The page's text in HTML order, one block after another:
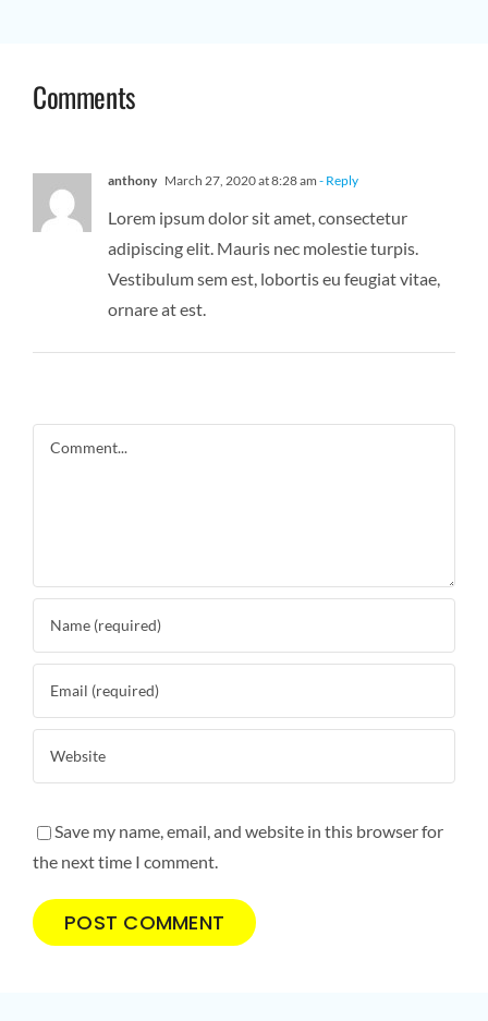
Comments
anthony March 27, 2020 at 8:28 am - Reply
Lorem ipsum dolor sit amet, consectetur
adipiscing elit. Mauris nec molestie turpis.
Vestibulum sem est, lobortis eu feugiat vitae,
ornare at est.
Save my name, email, and website in this browser for
the next time I comment.